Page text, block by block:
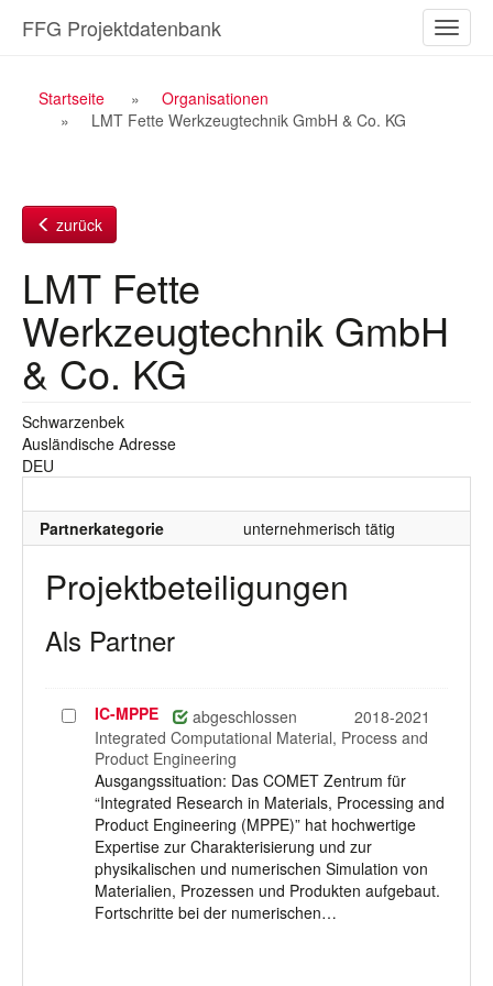
Inhalt
ein-/
FFG Projektdatenbank
Breadcrumb
Navigation
Startseite
Organisationen
LMT Fette Werkzeugtechnik GmbH & Co. KG
zurück
LMT Fette
Werkzeugtechnik GmbH
& Co. KG
Schwarzenbek
Ausländische Adresse
DEU
Partnerkategorie unternehmerisch tätig
Projektbeteiligungen
Als Partner
Projekt
auswählen
IC-MPPE abgeschlossen
2018-2021
Integrated Computational Material, Process and
Product Engineering
Ausgangssituation: Das COMET Zentrum für
“Integrated Research in Materials, Processing and
Product Engineering (MPPE)” hat hochwertige
Expertise zur Charakterisierung und zur
physikalischen und numerischen Simulation von
Materialien, Prozessen und Produkten aufgebaut.
Fortschritte bei der numerischen…